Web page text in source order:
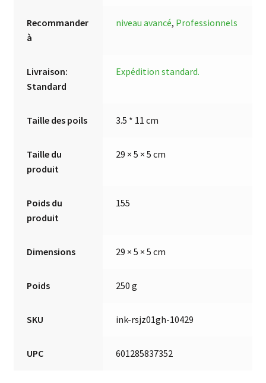
Recommander
à
niveau avancé, Professionnels
Livraison:
Standard
Expédition standard.
Taille des poils 3.5 * 11 cm
Taille du
produit
29 × 5 × 5 cm
Poids du
produit
155
Dimensions 29 × 5 × 5 cm
Poids 250 g
SKU ink-rsjz01gh-10429
UPC 601285837352